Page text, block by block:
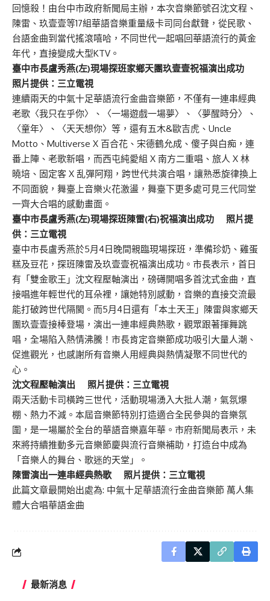
回憶殺！由台中市政府新聞局主辦，本次音樂節號召沈文程、
陳雷、玖壹壹等17組華語音樂重量級卡司同台獻聲，從民歌、
台語金曲到當代搖滾嘻哈，不同世代一起唱回華語流行的黃金
年代，直接變成大型KTV。
臺中市長盧秀燕(左)現場探班家鄉天團玖壹壹祝福演出成功
照片提供：三立電視
連續兩天的中氣十足華語流行金曲音樂節，不僅有一連串經典
老歌〈我只在乎你〉、〈一場遊戲一場夢〉、〈夢醒時分〉、
〈童年〉、〈天天想你〉等，還有五木&歐吉虎、Uncle
Motto、Multiverse X 百合花、宋德鶴允成、傻子與白痴，連
番上陣、老歌新唱，而西屯純愛組 X 南方二重唱、旅人 X 林
曉培、固定客 X 乱彈阿翔，跨世代共演合唱，讓熟悉旋律換上
不同面貌，舞臺上音樂火花激盪，舞臺下更多處可見三代同堂
一齊大合唱的感動畫面。
臺中市長盧秀燕(左)現場探班陳雷(右)祝福演出成功 照片提
供：三立電視
臺中市長盧秀燕於5月4日晚間親臨現場探班，準備珍奶、雞蛋
糕及豆花，探班陳雷及玖壹壹祝福演出成功。市長表示，首日
有「雙金歌王」沈文程壓軸演出，磅礡開唱多首沈式金曲，直
接唱進年輕世代的耳朵裡，讓她特別感動，音樂的直接交流最
能打破跨世代隔閡。而5月4日還有「本土天王」陳雷與家鄉天
團玖壹壹接棒登場，演出一連串經典熱歌，觀眾跟著揮舞跳
唱，全場陷入熱情沸騰！市長肯定音樂節成功吸引大量人潮、
促進觀光，也感謝所有音樂人用經典與熱情凝聚不同世代的
心。
沈文程壓軸演出 照片提供：三立電視
兩天活動卡司橫跨三世代，活動現場湧入大批人潮，氣氛爆
棚、熱力不減。本屆音樂節特別打造適合全民參與的音樂氛
圍，是一場屬於全台的華語音樂嘉年華。市府新聞局表示，未
來將持續推動多元音樂節慶與流行音樂補助，打造台中成為
「音樂人的舞台、歌迷的天堂」。
陳雷演出一連串經典熱歌 照片提供：三立電視
此篇文章最開始出處為: 中氣十足華語流行金曲音樂節 萬人集
體大合唱華語金曲
最新消息